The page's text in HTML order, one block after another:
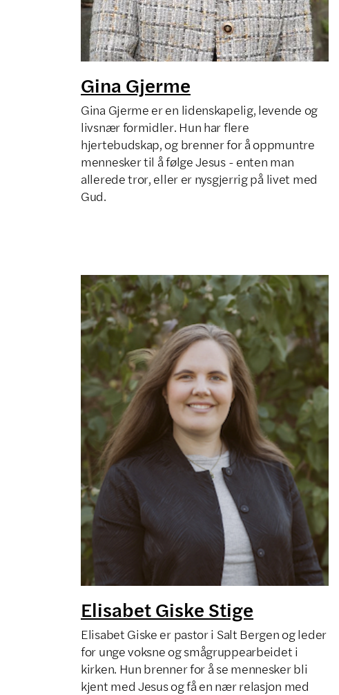
Gina Gjerme
Gina Gjerme er en lidenskapelig, levende og
livsnær formidler. Hun har flere
hjertebudskap, og brenner for å oppmuntre
mennesker til å følge Jesus - enten man
allerede tror, eller er nysgjerrig på livet med
Gud.
Elisabet Giske Stige
Elisabet Giske er pastor i Salt Bergen og leder
for unge voksne og smågruppearbeidet i
kirken. Hun brenner for å se mennesker bli
kjent med Jesus og få en nær relasjon med